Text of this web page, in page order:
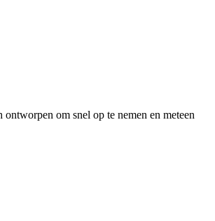
om snel op te nemen en meteen